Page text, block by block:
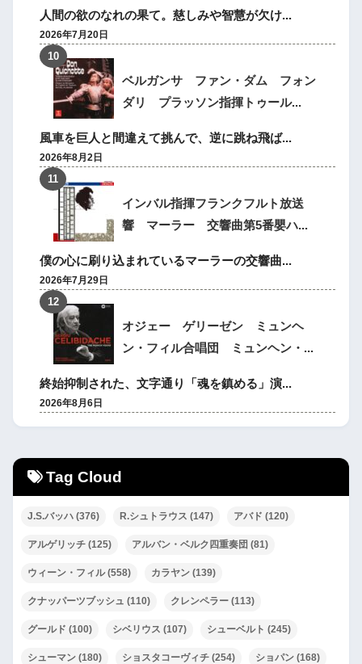
人間の欲のなれの果て。慈しみや智慧が欠け...
2026年7月20日
ベルガンサ ファン・ダム フォン
ダリ プラッソン指揮トゥール...
風車を巨人と間違えて挑んで、逆に跳ね飛ば...
2026年8月2日
インバル指揮フランクフルト放送
響 マーラー 交響曲第5番嬰ハ...
僕の心に刷り込まれているマーラーの交響曲...
2026年7月29日
オジェー ゲリーゼン ミュンヘ
ン・フィル合唱団 ミュンヘン・...
終始抑制された、文字通り「魂を鎮める」演...
2026年8月6日
Tag Cloud
J.S.バッハ (376) R.シュトラウス (147) アバド (120)
アルゲリッチ (125) アルバン・ベルク四重奏団 (81)
ウィーン・フィル(558) カラヤン (139)
クナッパーツブッシュ (110) クレンペラー (113)
グールド (100) シベリウス (107) シューベルト (245)
シューマン (180) ショスタコーヴィチ (254) ショパン (168)